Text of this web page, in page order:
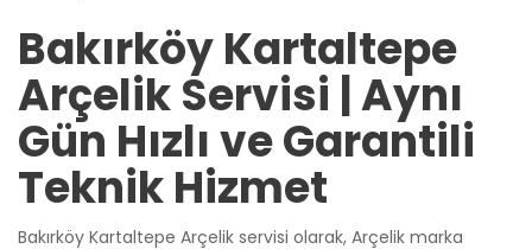
Bakırköy Kartaltepe
Arçelik Servisi | Aynı
Gün Hızlı ve Garantili
Teknik Hizmet
Bakırköy Kartaltepe Arçelik servisi olarak, Arçelik marka